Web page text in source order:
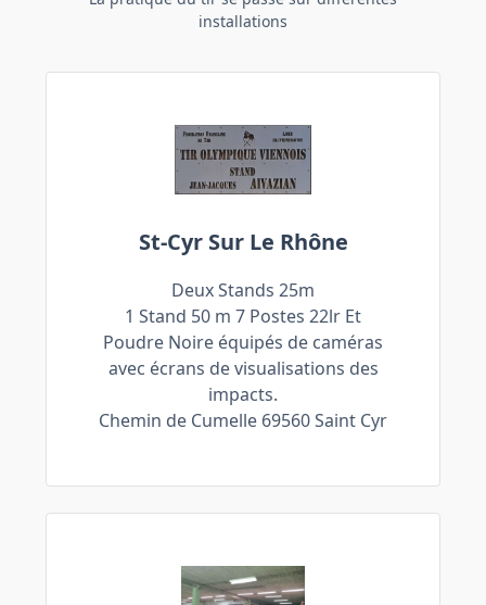
installations
St-Cyr Sur Le Rhône
Deux Stands 25m
1 Stand 50 m 7 Postes 22lr Et
Poudre Noire équipés de caméras
avec écrans de visualisations des
impacts.
Chemin de Cumelle 69560 Saint Cyr